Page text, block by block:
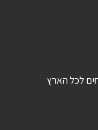
לכל הארץ